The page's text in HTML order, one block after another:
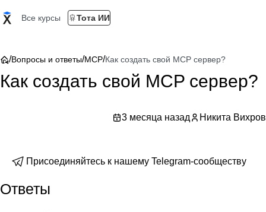
Все курсы Тота ИИ
/Вопросы и ответы/MCP/Как создать свой MCP сервер?
Как создать свой MCP сервер?
3 месяца назад Никита Вихров
Присоединяйтесь к нашему Telegram-сообществу
Ответы